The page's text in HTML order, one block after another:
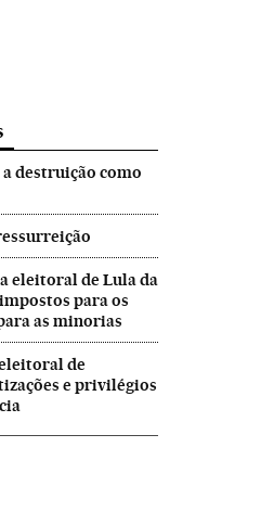
destruição como
eleitoral de Lula da
para os
as minorias
de
e privilégios